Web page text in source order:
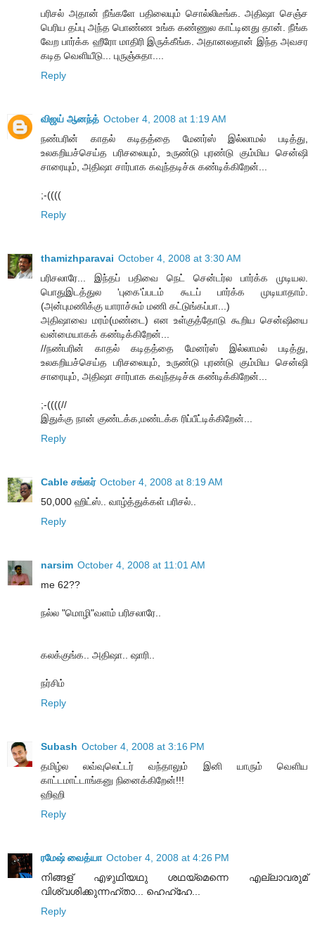
பரிசல் அதான் நீங்களே பதிலையும் சொல்லிடீங்க. அதிஷா செஞ்ச
பெரிய தப்பு அந்த பொண்ண உங்க கண்ணுல காட்டினது தான். நீங்க
வேற பார்க்க ஹீரோ மாதிரி இருக்கீங்க. அதானலதான் இந்த அவசர
கடித வெளியீடு... புருஞ்சுதா....
Reply
விஜய் ஆனந்த் October 4, 2008 at 1:19 AM
நண்பரின் காதல் கடிதத்தை மேனர்ஸ் இல்லாமல் படித்து,
உலகறியச்செய்த பரிசலையும், உருண்டு புரண்டு கும்மிய சென்ஷி
சாரையும், அதிஷா சார்பாக கவுந்தடிச்சு கண்டிக்கிறேன்...
;-((((
Reply
thamizhparavai October 4, 2008 at 3:30 AM
பரிசலாரே... இந்தப் பதிவை நெட் சென்டர்ல பார்க்க முடியல.
பொதுஇடத்துல 'புகை'ப்படம் கூடப் பார்க்க முடியாதாம்.
(அன்புமணிக்கு யாராச்சும் மணி கட்டுங்கப்பா...)
அதிஷாவை மரம்(மண்டை) என உள்குத்தோடு கூறிய சென்ஷியை
வன்மையாகக் கண்டிக்கிறேன்...
//நண்பரின் காதல் கடிதத்தை மேனர்ஸ் இல்லாமல் படித்து,
உலகறியச்செய்த பரிசலையும், உருண்டு புரண்டு கும்மிய சென்ஷி
சாரையும், அதிஷா சார்பாக கவுந்தடிச்சு கண்டிக்கிறேன்...
;-((((//
இதுக்கு நான் குண்டக்க,மண்டக்க ரிப்பீட்டிக்கிறேன்...
Reply
Cable சங்கர் October 4, 2008 at 8:19 AM
50,000 ஹிட்ஸ்.. வாழ்த்துக்கள் பரிசல்..
Reply
narsim October 4, 2008 at 11:01 AM
me 62??
நல்ல "மொழி"வளம் பரிசலாரே..
கலக்குங்க.. அதிஷா.. ஷாரி..
நர்சிம்
Reply
Subash October 4, 2008 at 3:16 PM
தமிழ்ல லவ்வுலெட்டர் வந்தாலும் இனி யாரும் வெளிய
காட்டமாட்டாங்கனு நினைக்கிறேன்!!!
ஹிஹி
Reply
ரமேஷ் வைத்யா October 4, 2008 at 4:26 PM
നിങ്ങള് എഴുഥിയഥു ശഥയ്മെന്നെ എല്ലാവരുമ്
വിശ്വശിക്കുന്നഹ്താ... ഹെഹ്ഹേ...
Reply